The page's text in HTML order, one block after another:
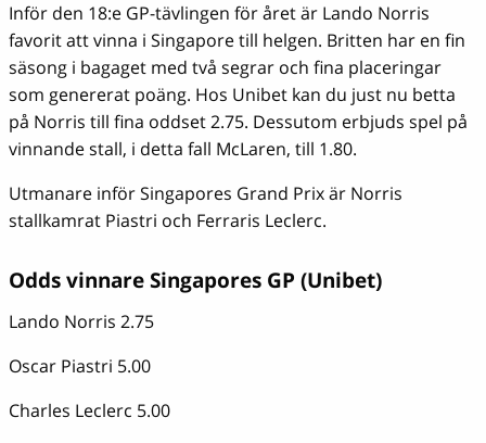
Inför den 18:e GP-tävlingen för året är Lando Norris
favorit att vinna i Singapore till helgen. Britten har en fin
säsong i bagaget med två segrar och fina placeringar
som genererat poäng. Hos Unibet kan du just nu betta
på Norris till fina oddset 2.75. Dessutom erbjuds spel på
vinnande stall, i detta fall McLaren, till 1.80.
Utmanare inför Singapores Grand Prix är Norris
stallkamrat Piastri och Ferraris Leclerc.
Odds vinnare Singapores GP (Unibet)
Lando Norris 2.75
Oscar Piastri 5.00
Charles Leclerc 5.00